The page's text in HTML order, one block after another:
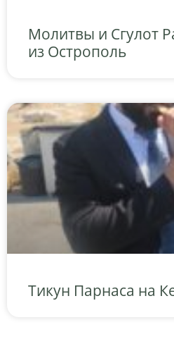
Молитвы и Сгулот
из Острополь
Тикун Парнаса на